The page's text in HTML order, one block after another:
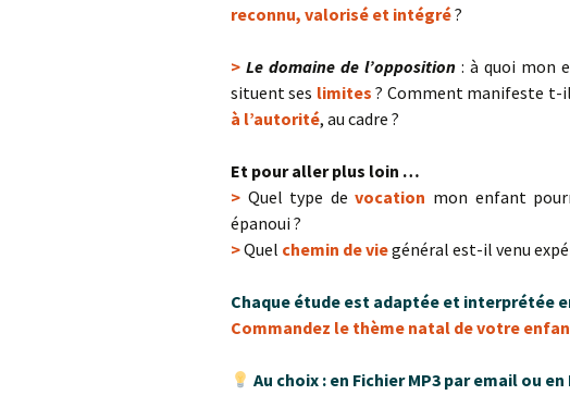
reconnu, valorisé et intégré?
> Le domaine de l’opposition : à quoi mon
situent ses limites ? Comment manifeste t-
à l’autorité, au cadre ?
Et pour aller plus loin …
> Quel type devocation mon enfant
épanoui ?
>Quel chemin de viegénéral est-il venu
Chaque étude est adaptée et interprétée
Commandez le thème natal de votre
Au choix : en Fichier MP3 par email ou en